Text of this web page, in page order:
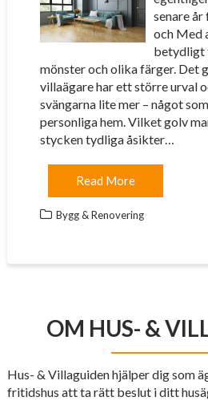
senare
och Med
betydligt
mönster och olika färger. Det
villaägare har ett större urval
svängarna lite mer – något
personliga hem. Vilket golv
stycken tydliga åsikter…
Read More
Bygg & Renovering
OM HUS- &
Hus- & Villaguiden hjälper dig som
fritidshus att ta rätt beslut i ditt